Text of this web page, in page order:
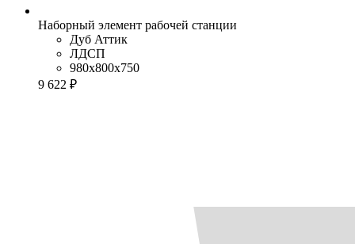
Наборный элемент рабочей станции
Дуб Аттик
ЛДСП
980x800x750
9 622 ₽